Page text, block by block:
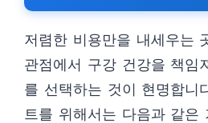
저렴한 비용만을 내세우는
관점에서 구강 건강을 책임
를 선택하는 것이 현명합니
트를 위해서는 다음과 같은